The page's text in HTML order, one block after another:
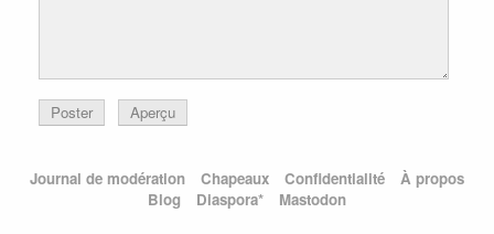
Poster Aperçu
Journal de modération Chapeaux Confidentialité
À propos
Blog
Diaspora* Mastodon